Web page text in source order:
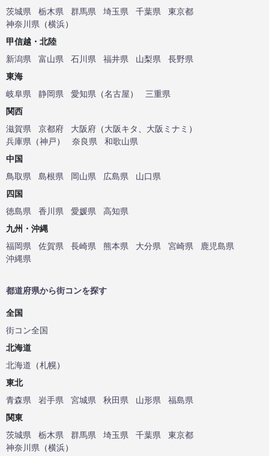
茨城県
栃木県 群馬県 埼玉県 千葉県
東京都
神奈川県 （横浜）
甲信越・北陸
新潟県
富山県 石川県 福井県 山梨県
長野県
東海
岐阜県
静岡県 愛知県 （名古屋）
三重県
関西
滋賀県
京都府 大阪府 （大阪キタ 大阪ミナミ ）
兵庫県 （神戸） 奈良県
和歌山県
中国
鳥取県
島根県 岡山県 広島県
山口県
四国
徳島県
香川県 愛媛県
高知県
九州・沖縄
福岡県
佐賀県 長崎県 熊本県 大分県 宮崎県
鹿児島県
沖縄県
都道府県から街コンを探す
全国
街コン全国
北海道
北海道 （札幌）
東北
青森県
岩手県 宮城県 秋田県 山形県
福島県
関東
茨城県
栃木県 群馬県 埼玉県 千葉県
東京都
神奈川県 （横浜）